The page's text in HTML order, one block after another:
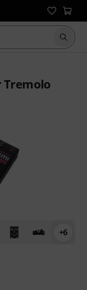
Zoek
Tremolo
5 klantbeoordelingen
+6